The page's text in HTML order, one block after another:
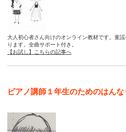
大人初心者さん向けのオンライン教材です。童
ります。全曲サポート付き。
【お試し】こちらの記事へ
ピアノ講師１年生のためのはん